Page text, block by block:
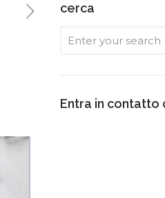
cerca
Entra in contatto